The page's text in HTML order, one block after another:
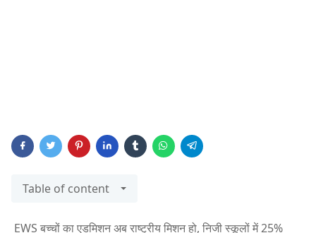
Table of content
EWS बच्चों का एडमिशन अब राष्ट्रीय मिशन हो, निजी स्कूलों में 25%